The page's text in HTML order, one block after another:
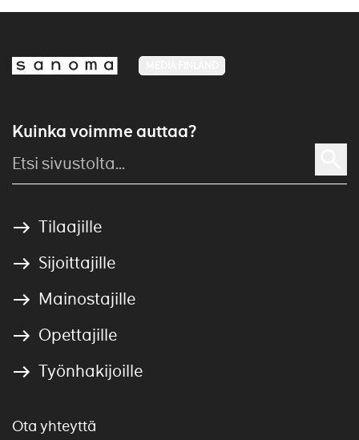
Kuinka voimme auttaa?
Tilaajille
Sijoittajille
Mainostajille
Opettajille
Työnhakijoille
Ota yhteyttä